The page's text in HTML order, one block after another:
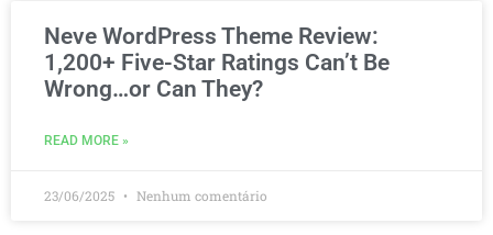
Neve WordPress Theme Review:
1,200+ Five-Star Ratings Can’t Be
Wrong…or Can They?
READ MORE »
23/06/2025 Nenhum comentário